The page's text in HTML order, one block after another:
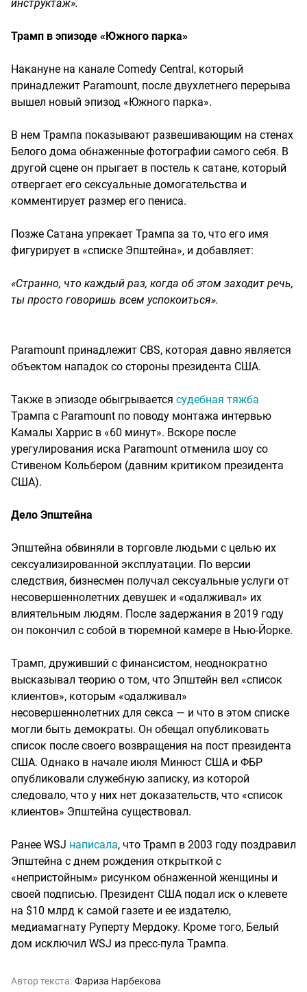
инструктаж».
Трамп в эпизоде «Южного парка»
Накануне на канале Comedy Central, который
принадлежит Paramount, после двухлетнего перерыва
вышел новый эпизод «Южного парка».
В нем Трампа показывают развешивающим на стенах
Белого дома обнаженные фотографии самого себя. В
другой сцене он прыгает в постель к сатане, который
отвергает его сексуальные домогательства и
комментирует размер его пениса.
Позже Сатана упрекает Трампа за то, что его имя
фигурирует в «списке Эпштейна», и добавляет:
«Странно, что каждый раз, когда об этом заходит речь,
ты просто говоришь всем успокоиться».
Paramount принадлежит CBS, которая давно является
объектом нападок со стороны президента США.
Также в эпизоде обыгрывается судебная тяжба
Трампа с Paramount по поводу монтажа интервью
Камалы Харрис в «60 минут». Вскоре после
урегулирования иска Paramount отменила шоу со
Стивеном Кольбером (давним критиком президента
США).
Дело Эпштейна
Эпштейна обвиняли в торговле людьми с целью их
сексуализированной эксплуатации. По версии
следствия, бизнесмен получал сексуальные услуги от
несовершеннолетних девушек и «одалживал» их
влиятельным людям. После задержания в 2019 году
он покончил с собой в тюремной камере в Нью-Йорке.
Трамп, друживший с финансистом, неоднократно
высказывал теорию о том, что Эпштейн вел «список
клиентов», которым «одалживал»
несовершеннолетних для секса — и что в этом списке
могли быть демократы. Он обещал опубликовать
список после своего возвращения на пост президента
США. Однако в начале июля Минюст США и ФБР
опубликовали служебную записку, из которой
следовало, что у них нет доказательств, что «список
клиентов» Эпштейна существовал.
Ранее WSJ написала, что Трамп в 2003 году поздравил
Эпштейна с днем рождения открыткой с
«непристойным» рисунком обнаженной женщины и
своей подписью. Президент США подал иск о клевете
на $10 млрд к самой газете и ее издателю,
медиамагнату Руперту Мердоку. Кроме того, Белый
дом исключил WSJ из пресс-пула Трампа.
Автор текста: Фариза Нарбекова